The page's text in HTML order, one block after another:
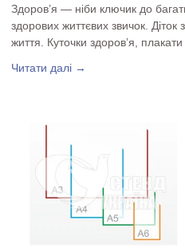
Здоров’я — ніби ключик до
здорових життєвих звичок.
життя. Куточки здоров’я,
дітей та зберегти їх здоров’я.
Сучасний дитсадок повинен
здоров’я — одні з наочних
розроблюємо та створюємо
виробництво дає змогу
оформлення стін дитячого
оформити заявку за вказаними
багатьма клієнтами з різних
менеджерів, і ви переконаєтесь
Читати далі →